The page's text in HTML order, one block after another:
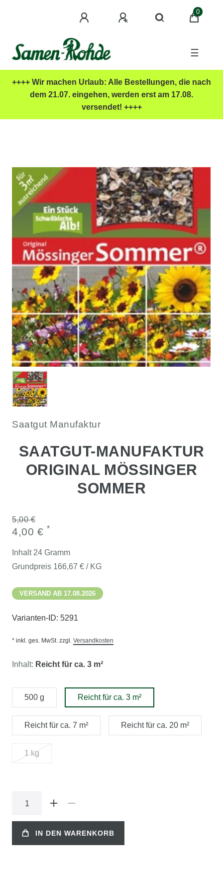
0
☰
++++ Wir machen Urlaub: Alle Bestellungen, die nach
dem 21.07. eingehen, werden erst am 17.08.
versendet! ++++
Saatgut Manufaktur
SAATGUT-MANUFAKTUR
ORIGINAL MÖSSINGER
SOMMER
5,00 €
4,00 € *
Inhalt 24 Gramm
Grundpreis 166,67 € / KG
VERSAND AB 17.08.2026
Varianten-ID: 5291
* inkl. ges. MwSt. zzgl. Versandkosten
Inhalt: Reicht für ca. 3 m²
500 g Reicht für ca. 3 m²
Reicht für ca. 7 m² Reicht für ca. 20 m²
1 kg
IN DEN WARENKORB